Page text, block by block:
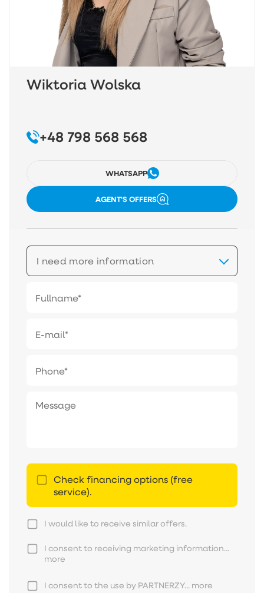
Wiktoria Wolska
+48 798 568 568
WHATSAPP
AGENT'S OFFERS
I need more information
Check financing options (free
service).
I would like to receive similar offers.
I consent to receiving marketing information...
more
I consent to the use by PARTNERZY... more